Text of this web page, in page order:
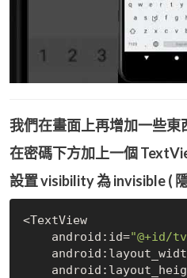
我們在畫面上再增加一些東
在密碼下方加上一個
設置 visibility 為 invisible (
<TextView
    android:id=
"@+id/